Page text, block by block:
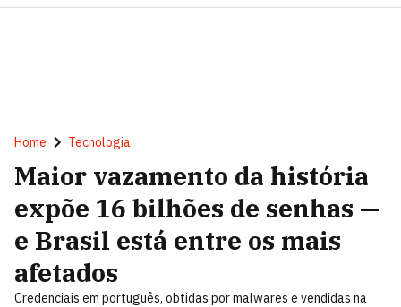
Home Tecnologia
Maior vazamento da história
expõe 16 bilhões de senhas —
e Brasil está entre os mais
afetados
Credenciais em português, obtidas por malwares e vendidas na